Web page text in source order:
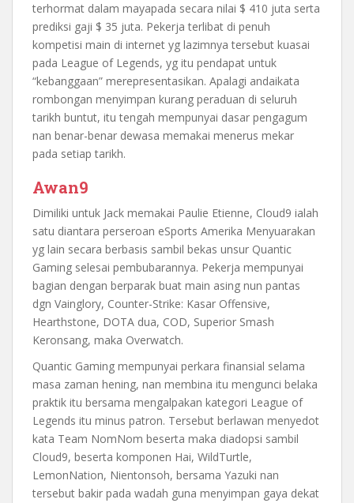
terhormat dalam mayapada secara nilai $ 410 juta serta
prediksi gaji $ 35 juta. Pekerja terlibat di penuh
kompetisi main di internet yg lazimnya tersebut kuasai
pada League of Legends, yg itu pendapat untuk
“kebanggaan” merepresentasikan. Apalagi andaikata
rombongan menyimpan kurang peraduan di seluruh
tarikh buntut, itu tengah mempunyai dasar pengagum
nan benar-benar dewasa memakai menerus mekar
pada setiap tarikh.
Awan9
Dimiliki untuk Jack memakai Paulie Etienne, Cloud9 ialah
satu diantara perseroan eSports Amerika Menyuarakan
yg lain secara berbasis sambil bekas unsur Quantic
Gaming selesai pembubarannya. Pekerja mempunyai
bagian dengan berparak buat main asing nun pantas
dgn Vainglory, Counter-Strike: Kasar Offensive,
Hearthstone, DOTA dua, COD, Superior Smash
Keronsang, maka Overwatch.
Quantic Gaming mempunyai perkara finansial selama
masa zaman hening, nan membina itu mengunci belaka
praktik itu bersama mengalpakan kategori League of
Legends itu minus patron. Tersebut berlawan menyedot
kata Team NomNom beserta maka diadopsi sambil
Cloud9, beserta komponen Hai, WildTurtle,
LemonNation, Nientonsoh, bersama Yazuki nan
tersebut bakir pada wadah guna menyimpan gaya dekat